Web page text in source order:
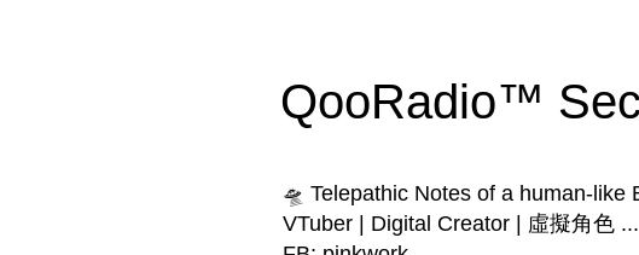
QooRadio™
🛸 Telepathic Notes of a human-
VTuber | Digital Creator | 虛擬角色